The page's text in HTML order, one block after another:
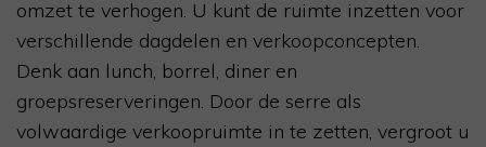
omzet te verhogen. U kunt de ruimte inzetten voor
verschillende dagdelen en verkoopconcepten.
Denk aan lunch, borrel, diner en
groepsreserveringen. Door de serre als
volwaardige verkoopruimte in te zetten, vergroot u